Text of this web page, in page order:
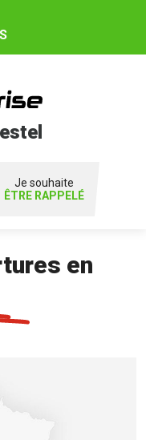
Je souhaite
ÊTRE RAPPELÉ
en